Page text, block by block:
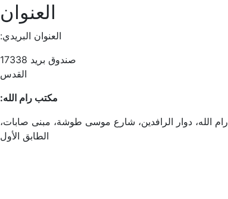
العنوان
العنوان البريدي:
صندوق بريد 17338
القدس
مكتب رام الله:
رام الله، دوار الرافدين، شارع موسى طوشة، مبنى صابات،
الطابق الأول